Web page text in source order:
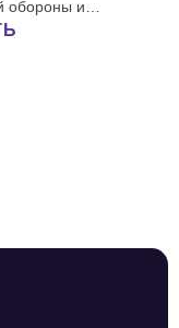
обороны и…